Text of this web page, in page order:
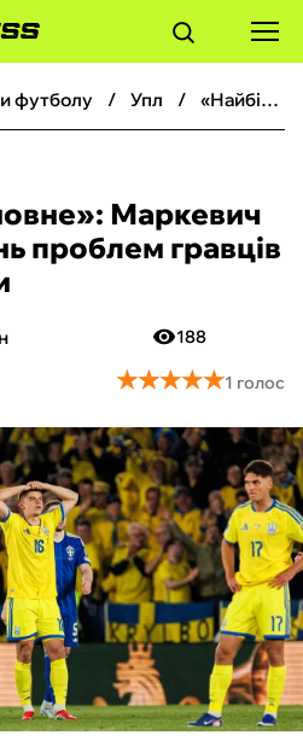
футболу упл «Найбільш основне»: Маркевич вказав на корінь проблем гравців збірної України
Маркевич
проблем гравців
188
★★★★★
★★★★★1 голос